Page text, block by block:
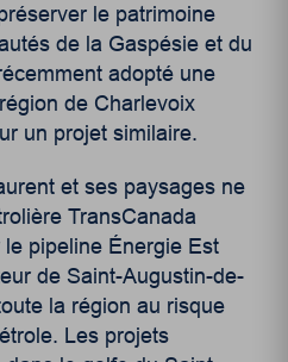
le patrimoine
de la Gaspésie et du
adopté une
de Charlevoix
un projet similaire.
et ses paysages ne
TransCanada
pipeline Énergie Est
de Saint-Augustin-de-
la région au risque
Les projets